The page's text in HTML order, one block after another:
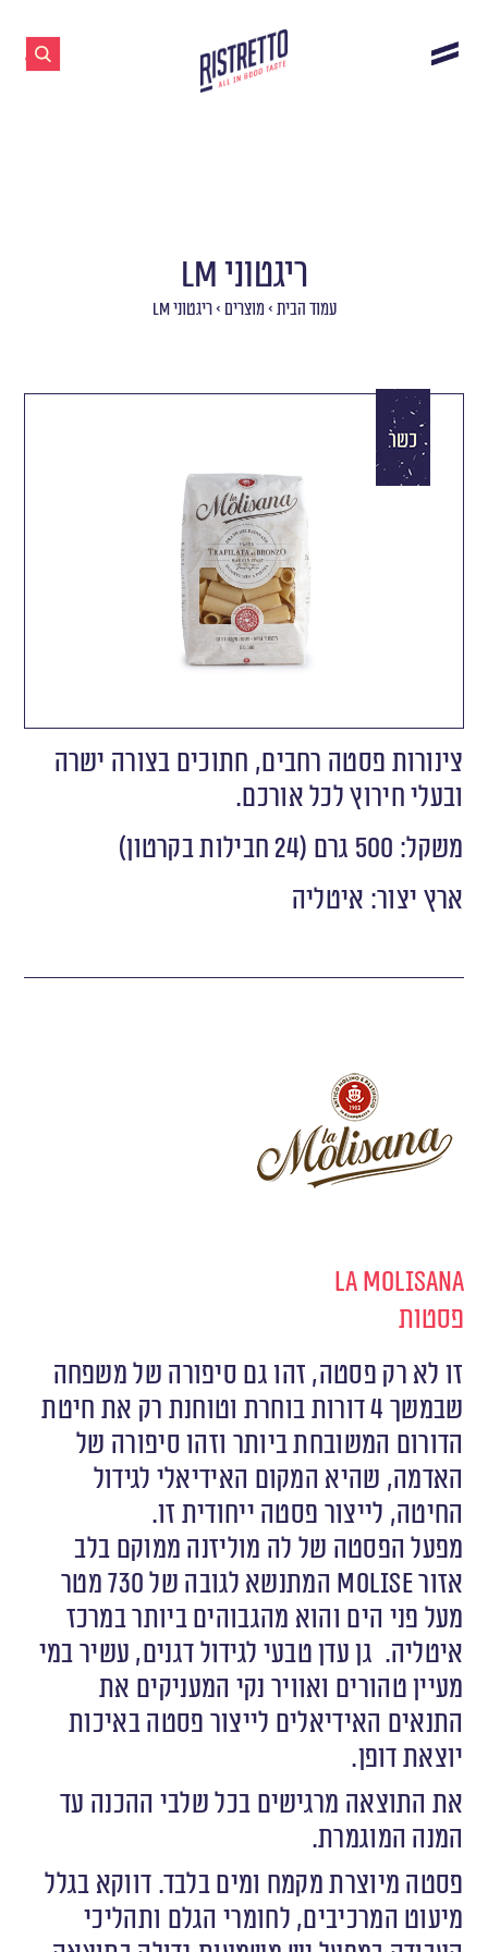
ריגטוני LM
עמוד הבית >מוצרים >ריגטוני LM
צינורות פסטה רחבים, חתוכים בצורה ישרה
ובעלי חירוץ לכל אורכם.
משקל: 500 גרם (24 חבילות בקרטון)
ארץ יצור: איטליה
La Molisana
פסטות
זו לא רק פסטה, זהו גם סיפורה של משפחה
שבמשך 4 דורות בוחרת וטוחנת רק את חיטת
הדורום המשובחת ביותר וזהו סיפורה של
האדמה, שהיא המקום האידיאלי לגידול
החיטה, לייצור פסטה ייחודית זו.
מפעל הפסטה של לה מוליזנה ממוקם בלב
אזור Molise המתנשא לגובה של 730 מטר
מעל פני הים והוא מהגבוהים ביותר במרכז
איטליה. גן עדן טבעי לגידול דגנים, עשיר במי
מעיין טהורים ואוויר נקי המעניקים את
התנאים האידיאלים לייצור פסטה באיכות
יוצאת דופן.
את התוצאה מרגישים בכל שלבי ההכנה עד
המנה המוגמרת.
פסטה מיוצרת מקמח ומים בלבד. דווקא בגלל
מיעוט המרכיבים, לחומרי הגלם ותהליכי